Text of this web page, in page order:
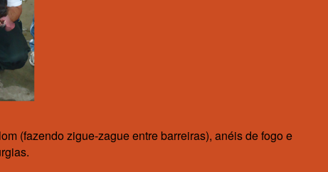
(fazendo zigue-zague entre barreiras), anéis de fogo e